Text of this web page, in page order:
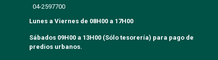
04-2597700
Lunes a Viernes de 08H00 a 17H00
Sábados 09H00 a 13H00 (Sólo tesorería) para pago de
predios urbanos.